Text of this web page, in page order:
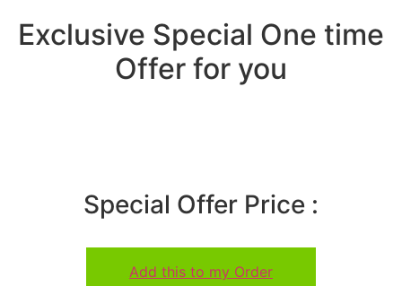
Exclusive Special One time
Offer for you
Special Offer Price :
Add this to my Order